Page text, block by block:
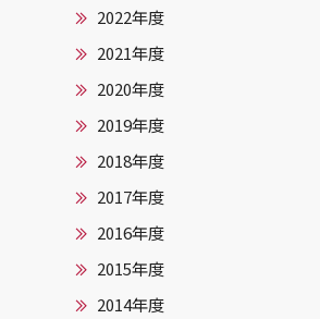
2022年度
2021年度
2020年度
2019年度
2018年度
2017年度
2016年度
2015年度
2014年度